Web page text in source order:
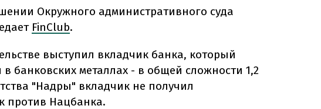
Окружного административного суда
FinClub.
выступил вкладчик банка, который
банковских металлах - в общей сложности 1,2
"Надры" вкладчик не получил
против Нацбанка.